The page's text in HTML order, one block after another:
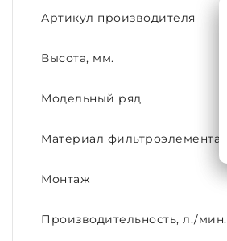
Артикул производителя
Высота, мм.
Модельный ряд
Материал фильтроэлемента
Монтаж
Производительность, л./мин.